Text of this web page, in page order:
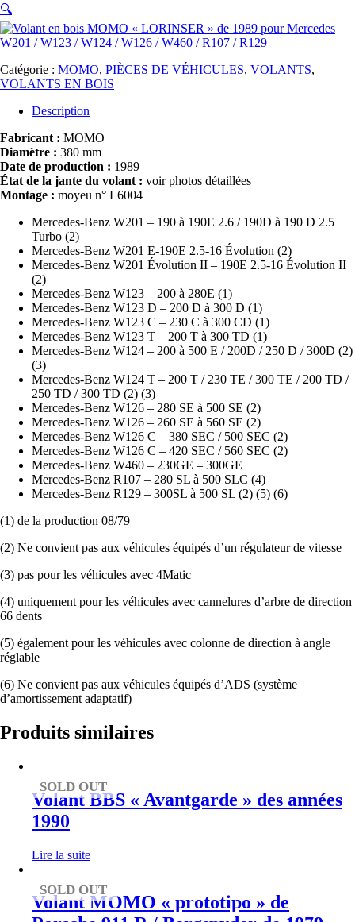
🔍
Catégorie : MOMO, PIÈCES DE VÉHICULES, VOLANTS,
VOLANTS EN BOIS
Description
Fabricant : MOMO
Diamètre : 380 mm
Date de production : 1989
État de la jante du volant : voir photos détaillées
Montage : moyeu n° L6004
Mercedes-Benz W201 – 190 à 190E 2.6 / 190D à 190 D 2.5
Turbo (2)
Mercedes-Benz W201 E-190E 2.5-16 Évolution (2)
Mercedes-Benz W201 Évolution II – 190E 2.5-16 Évolution II
(2)
Mercedes-Benz W123 – 200 à 280E (1)
Mercedes-Benz W123 D – 200 D à 300 D (1)
Mercedes-Benz W123 C – 230 C à 300 CD (1)
Mercedes-Benz W123 T – 200 T à 300 TD (1)
Mercedes-Benz W124 – 200 à 500 E / 200D / 250 D / 300D (2)
(3)
Mercedes-Benz W124 T – 200 T / 230 TE / 300 TE / 200 TD /
250 TD / 300 TD (2) (3)
Mercedes-Benz W126 – 280 SE à 500 SE (2)
Mercedes-Benz W126 – 260 SE à 560 SE (2)
Mercedes-Benz W126 C – 380 SEC / 500 SEC (2)
Mercedes-Benz W126 C – 420 SEC / 560 SEC (2)
Mercedes-Benz W460 – 230GE – 300GE
Mercedes-Benz R107 – 280 SL à 500 SLC (4)
Mercedes-Benz R129 – 300SL à 500 SL (2) (5) (6)
(1) de la production 08/79
(2) Ne convient pas aux véhicules équipés d’un régulateur de vitesse
(3) pas pour les véhicules avec 4Matic
(4) uniquement pour les véhicules avec cannelures d’arbre de direction
66 dents
(5) également pour les véhicules avec colonne de direction à angle
réglable
(6) Ne convient pas aux véhicules équipés d’ADS (système
d’amortissement adaptatif)
Produits similaires
SOLD OUT
Volant BBS « Avantgarde » des années
1990
Lire la suite
SOLD OUT
Volant MOMO « prototipo » de